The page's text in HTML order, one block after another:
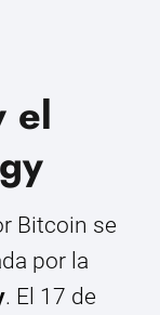
el
Bitcoin se
por la
. El 17 de